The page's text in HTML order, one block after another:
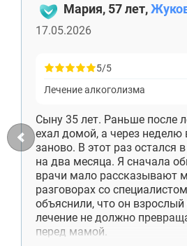
Мария, 57 лет,
17.05.2026
5/5
Лечение алкоголизма
Сыну 35 лет. Раньше после
ехал домой, а через неделю
заново. В этот раз остался
на два месяца. Я сначала
врачи мало рассказывают
разговорах со
объяснили, что он взрослый
лечение не должно
перед мамой.
Голицыно
Бронницы
Зарайск
Куровское
Черноголовка
Талдом
Руза
Краснозаводск
Яхрома
Белоозёрский
Высоковск
Дрезна
Пересвет